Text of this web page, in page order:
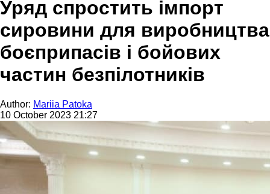
Уряд спростить імпорт
сировини для виробництва
боєприпасів і бойових
частин безпілотників
Author: Mariia Patoka
10 October 2023 21:27